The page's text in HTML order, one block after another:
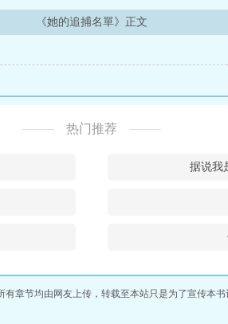
《她的追捕名單》正文
热门推荐
据说我
章节均由网友上传，转载至本站只是为了宣传本书